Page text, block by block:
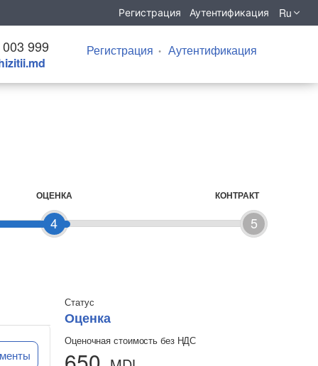
Регистрация Аутентификация Ru
999 Регистрация Аутентификация
4
ОЦЕНКА
5
КОНТРАКТ
Статус
Оценка
Оценочная стоимость без НДС